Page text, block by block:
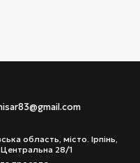
область, місто. Ірпінь,
28/1